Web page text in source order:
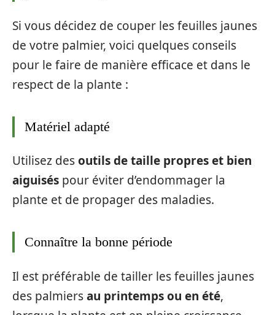
Si vous décidez de couper les feuilles jaunes
de votre palmier, voici quelques conseils
pour le faire de manière efficace et dans le
respect de la plante :
Matériel adapté
Utilisez desoutils de taille propres et bien
aiguisés pour éviter d’endommager la
plante et de propager des maladies.
Connaître la bonne période
Il est préférable de tailler les feuilles jaunes
des palmiersau printemps ou en été,